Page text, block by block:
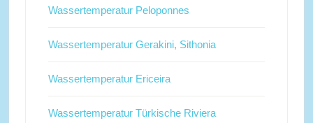
Wassertemperatur Peloponnes
Wassertemperatur Gerakini, Sithonia
Wassertemperatur Ericeira
Wassertemperatur Türkische Riviera